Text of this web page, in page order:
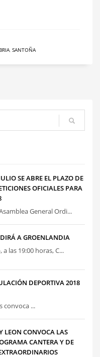
SANTOÑA
SE ABRE EL PLAZO DE
OFICIALES PARA
General Ordi...
A GROENLANDIA
las 19:00 horas, C...
DEPORTIVA 2018
convoca ...
LEON CONVOCA LAS
CANTERA Y DE